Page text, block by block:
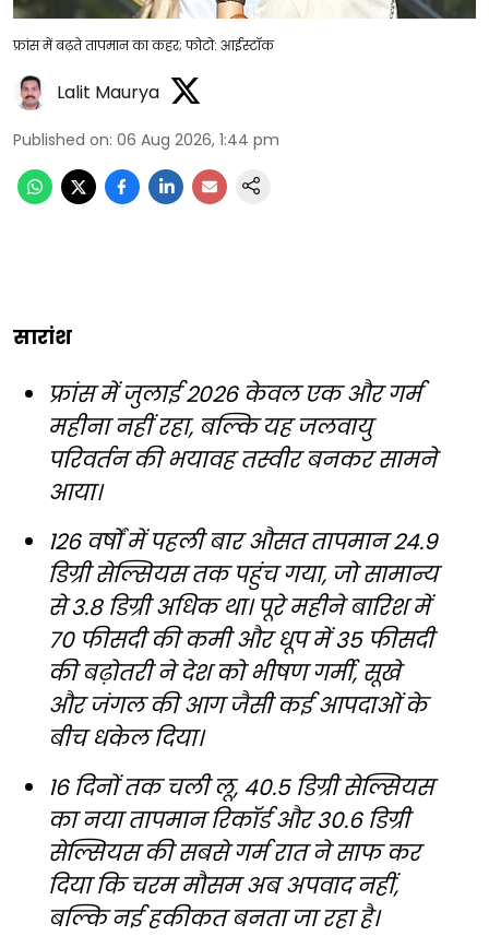
फ्रांस में बढ़ते तापमान का कहर; फोटो: आईस्टॉक
Lalit Maurya
Published on: 06 Aug 2026, 1:44 pm
सारांश
फ्रांस में जुलाई 2026 केवल एक और गर्म
महीना नहीं रहा, बल्कि यह जलवायु
परिवर्तन की भयावह तस्वीर बनकर सामने
आया।
126 वर्षों में पहली बार औसत तापमान 24.9
डिग्री सेल्सियस तक पहुंच गया, जो सामान्य
से 3.8 डिग्री अधिक था। पूरे महीने बारिश में
70 फीसदी की कमी और धूप में 35 फीसदी
की बढ़ोतरी ने देश को भीषण गर्मी, सूखे
और जंगल की आग जैसी कई आपदाओं के
बीच धकेल दिया।
16 दिनों तक चली लू, 40.5 डिग्री सेल्सियस
का नया तापमान रिकॉर्ड और 30.6 डिग्री
सेल्सियस की सबसे गर्म रात ने साफ कर
दिया कि चरम मौसम अब अपवाद नहीं,
बल्कि नई हकीकत बनता जा रहा है।